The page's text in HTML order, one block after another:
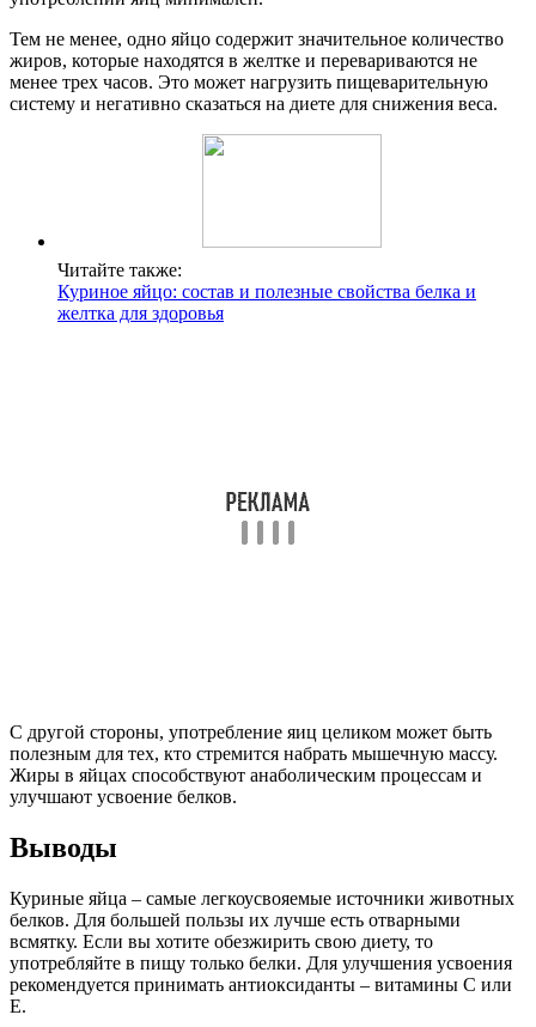
Тем не менее, одно яйцо содержит значительное количество
жиров, которые находятся в желтке и перевариваются не
менее трех часов. Это может нагрузить пищеварительную
систему и негативно сказаться на диете для снижения веса.
Читайте также:
Куриное яйцо: состав и полезные свойства белка и
желтка для здоровья
С другой стороны, употребление яиц целиком может быть
полезным для тех, кто стремится набрать мышечную массу.
Жиры в яйцах способствуют анаболическим процессам и
улучшают усвоение белков.
Выводы
Куриные яйца – самые легкоусвояемые источники животных
белков. Для большей пользы их лучше есть отварными
всмятку. Если вы хотите обезжирить свою диету, то
употребляйте в пищу только белки. Для улучшения усвоения
рекомендуется принимать антиоксиданты – витамины С или
Е.